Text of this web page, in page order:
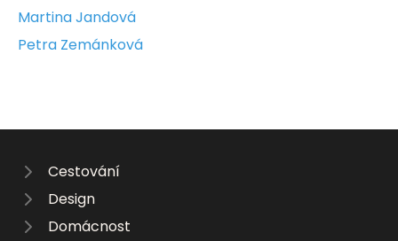
Martina Jandová
Petra Zemánková
Cestování
Design
Domácnost